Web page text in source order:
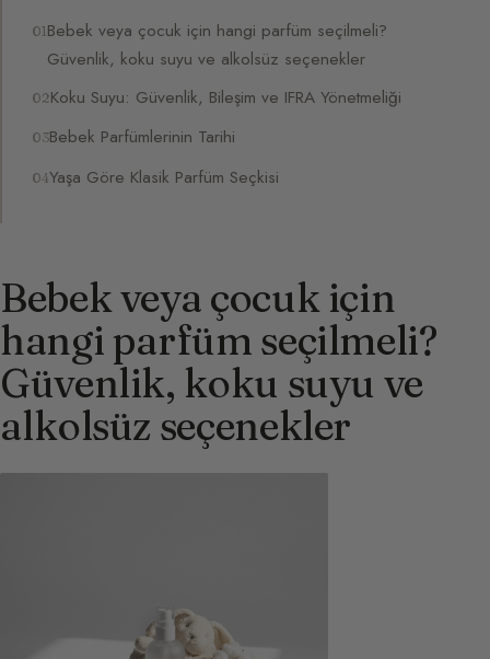
Bebek veya çocuk için hangi parfüm seçilmeli?
Güvenlik, koku suyu ve alkolsüz seçenekler
Koku Suyu: Güvenlik, Bileşim ve IFRA Yönetmeliği
Bebek Parfümlerinin Tarihi
Yaşa Göre Klasik Parfüm Seçkisi
Bebek veya çocuk için
hangi parfüm seçilmeli?
Güvenlik, koku suyu ve
alkolsüz seçenekler